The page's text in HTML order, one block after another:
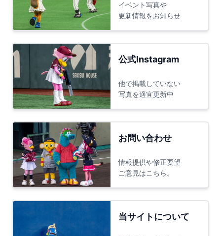
イベント写真や
更新情報をお知らせ
公式Instagram
他で掲載していない
写真を適宜更新中
お問い合わせ
情報提供や修正要望
ご意見はこちら。
当サイトについて